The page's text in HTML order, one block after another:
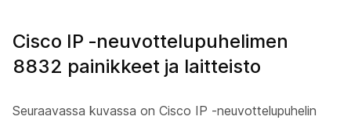
Cisco IP ‑neuvottelupuhelimen
8832 painikkeet ja laitteisto
Seuraavassa kuvassa on Cisco IP ‑neuvottelupuhelin